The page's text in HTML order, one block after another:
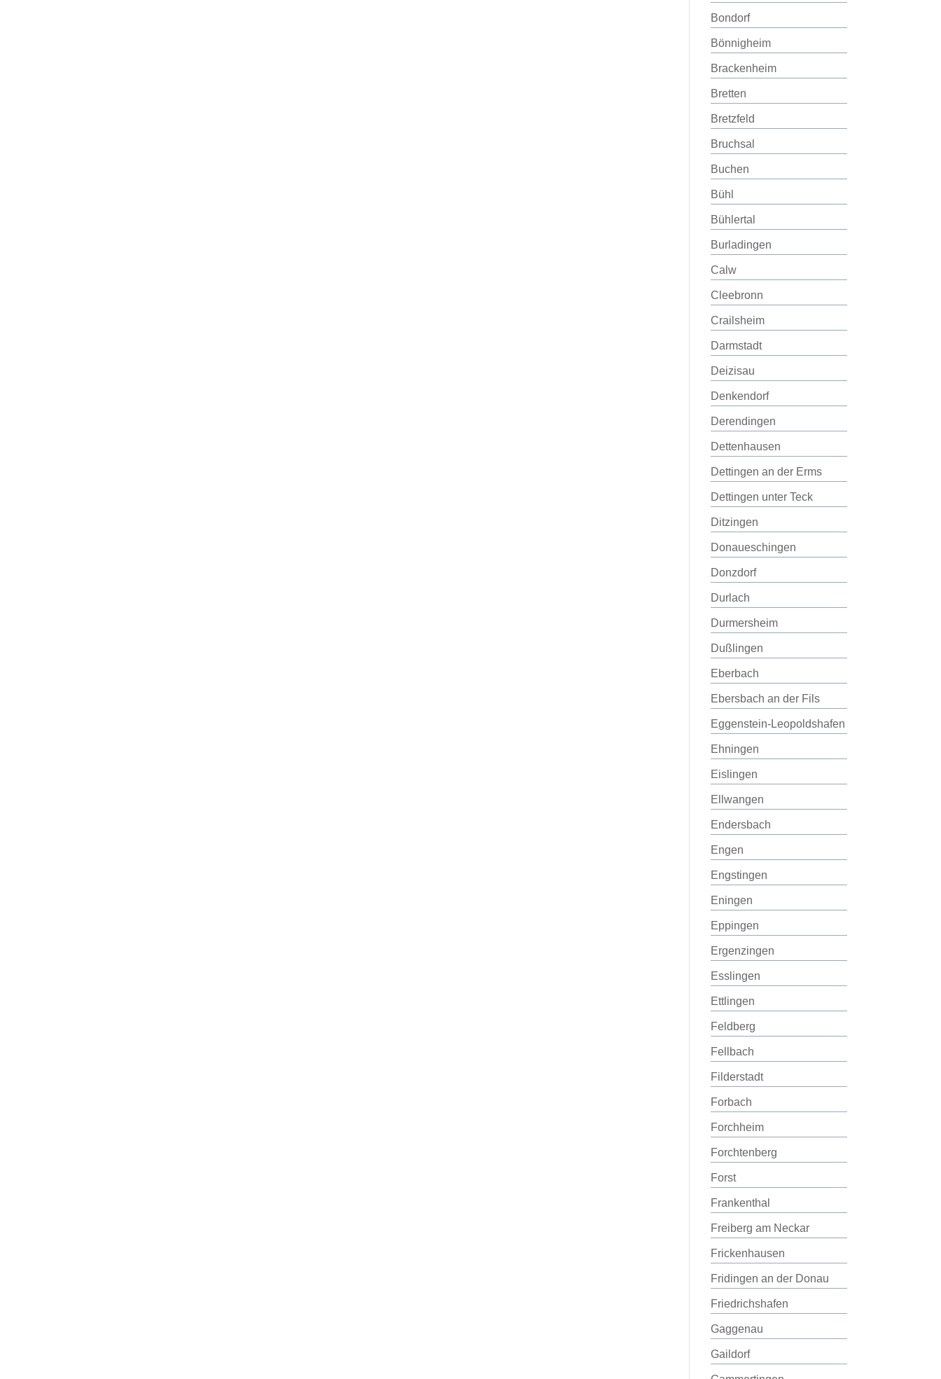
Bondorf
Bönnigheim
Brackenheim
Bretten
Bretzfeld
Bruchsal
Buchen
Bühl
Bühlertal
Burladingen
Calw
Cleebronn
Crailsheim
Darmstadt
Deizisau
Denkendorf
Derendingen
Dettenhausen
Dettingen an der Erms
Dettingen unter Teck
Ditzingen
Donaueschingen
Donzdorf
Durlach
Durmersheim
Dußlingen
Eberbach
Ebersbach an der Fils
Eggenstein-Leopoldshafen
Ehningen
Eislingen
Ellwangen
Endersbach
Engen
Engstingen
Eningen
Eppingen
Ergenzingen
Esslingen
Ettlingen
Feldberg
Fellbach
Filderstadt
Forbach
Forchheim
Forchtenberg
Forst
Frankenthal
Freiberg am Neckar
Frickenhausen
Fridingen an der Donau
Friedrichshafen
Gaggenau
Gaildorf